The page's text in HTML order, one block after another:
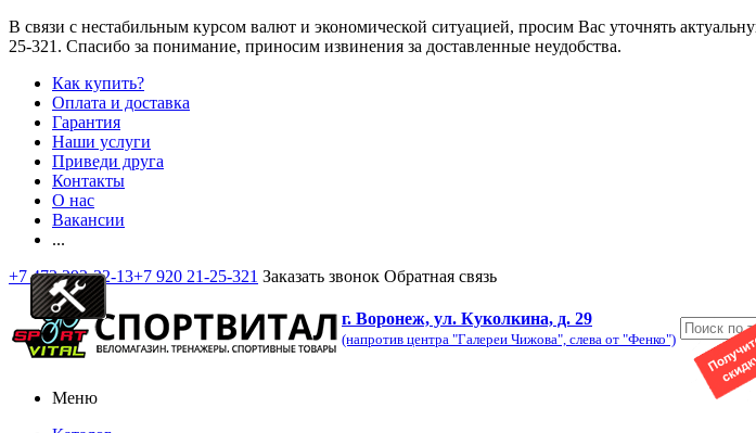
В связи с нестабильным курсом валют и экономической ситуацией, просим Вас уточнять
25-321 . Спасибо за понимание, приносим извинения за доставленные неудобства.
Как купить?
Оплата и доставка
Гарантия
Наши услуги
Приведи друга
Контакты
О нас
Вакансии
...
+7 473 292-32-13+7 920 21-25-321 Заказать звонок Обратная связь
г. Воронеж, ул. Куколкина, д. 29
(напротив центра "Галереи Чижова", слева от "Фенко")
Меню